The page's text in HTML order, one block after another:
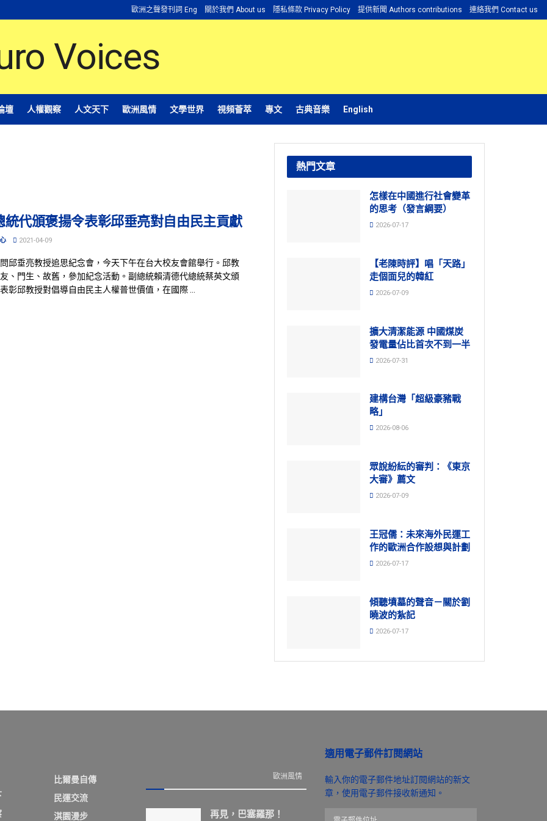
歐洲之聲發刊詞 Eng 關於我們 About us 隱私條款 Privacy Policy 提供新聞 Authors contributions 連絡我們 Contact us
壇 人權觀察 人文天下 歐洲風情 文學世界 視頻薈萃 專文 古典音樂 English
統代頒褒揚令表彰邱垂亮對自由民主貢獻
2021-04-09
邱垂亮教授追思紀念會，今天下午在台大校友會館舉行。邱教
、門生、故舊，參加紀念活動。副總統賴清德代總統蔡英文頒
彰邱教授對倡導自由民主人權普世價值，在國際 ...
熱門文章
怎樣在中國進行社會變革
的思考（發言綱要）
2026-07-17
【老陳時評】唱「天路」
走個面兒的韓紅
2026-07-09
擴大清潔能源 中國煤炭
發電量佔比首次不到一半
2026-07-31
建構台灣「超級豪豬戰
略」
2026-08-06
眾說紛紜的審判：《東京
大審》薦文
2026-07-09
王冠儒：未來海外民運工
作的歐洲合作設想與計劃
2026-07-17
傾聽墳墓的聲音－關於劉
曉波的紮記
2026-07-17
比爾曼自傳
民運交流
淇園漫步
歐洲風情
再見，巴塞羅那！
適用電子郵件訂閱網站
輸入你的電子郵件地址訂閱網站的新文
章，使用電子郵件接收新通知。